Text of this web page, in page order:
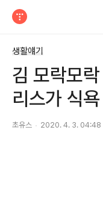
생활얘기
김 모락모
리스가 식욕
초유스 2020. 4. 3. 04:48